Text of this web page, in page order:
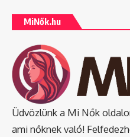
MiNők.hu
Üdvözlünk a Mi Nők
ami nőknek való!